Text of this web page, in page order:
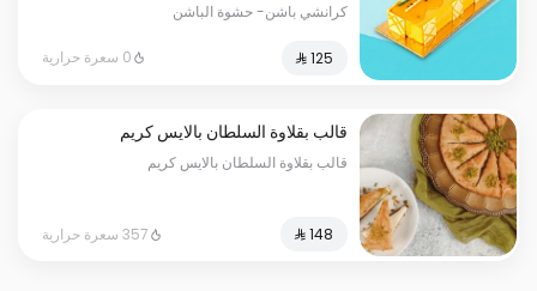
كرانشي باشن- حشوة الباشن
0 سعرة حرارية
قالب بقلاوة السلطان بالايس كريم
قالب بقلاوة السلطان بالايس كريم
357 سعرة حرارية